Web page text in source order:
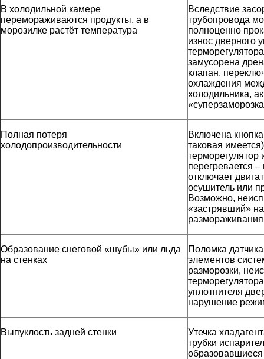
В холодильной камере
перемораживаются продукты, а в
морозилке растёт температура
Вследствие
трубопровода
полноценно
износ дверного
замусорена
клапан,
охлаждения
холодильника,
Полная потеря
холодопроизводительности
Включена
таковая
терморегулятор
перегревается
отключает
осушитель или
Возможно,
«застрявший»
размораживания
Образование снеговой «шубы» или льда
на стенках
Поломка
элементов
разморозки,
уплотнителя
нарушение
Выпуклость задней стенки
Утечка
трубки